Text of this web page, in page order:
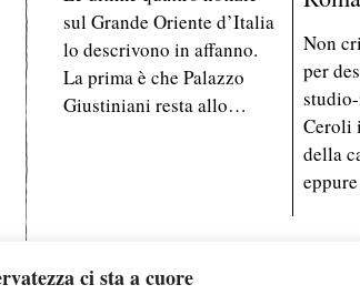
ci sta a cuore
sul Grande Oriente d’Italia
lo descrivono in affanno.
La prima è che Palazzo
Giustiniani resta allo…
Non
per
Ceroli
della